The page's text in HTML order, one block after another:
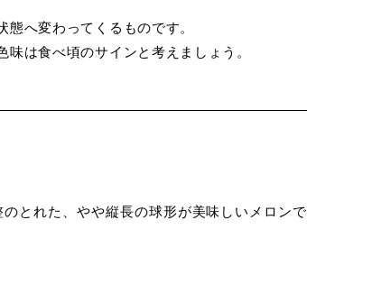
へ変わってくるものです。
は食べ頃のサインと考えましょう。
とれた、やや縦長の球形が美味しいメロンで
う。